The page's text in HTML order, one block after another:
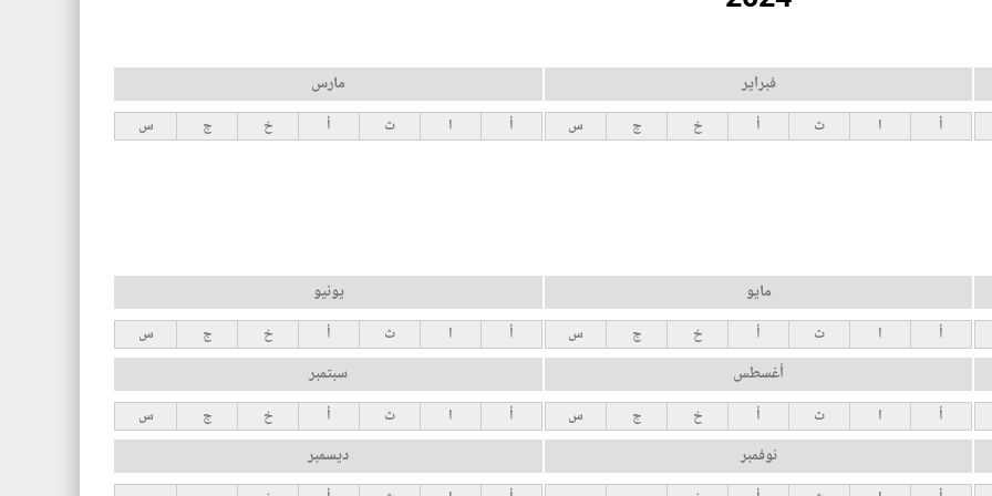
فبراير
أ ا ث أ خ ج س
مارس
أ ا ث أ خ ج س
مايو
أ ا ث أ خ ج س
يونيو
أ ا ث أ خ ج س
أغسطس
أ ا ث أ خ ج س
سبتمبر
أ ا ث أ خ ج س
نوفمبر ديسمبر